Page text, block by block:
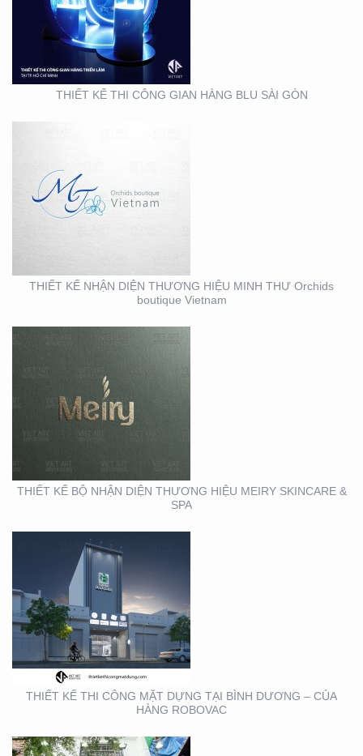
THIẾT KẾ THI CÔNG GIAN HÀNG BLU SÀI GÒN
THƯƠNG HIỆU MINH
THƯ ORCHIDS
BOUTIQUE VIETNAM
THIẾT KẾ NHẬN DIỆN THƯƠNG HIỆU MINH THƯ Orchids
boutique Vietnam
THIẾT KẾ BỘ NHẬN
DIỆN THƯƠNG HIỆU
THIẾT KẾ BỘ NHẬN DIỆN THƯƠNG HIỆU MEIRY SKINCARE &
SPA
THIẾT KẾ THI CÔNG
MẶT DỰNG TẠI BÌNH
DƯƠNG – CỦA HÀNG
THIẾT KẾ THI CÔNG MẶT DỰNG TẠI BÌNH DƯƠNG – CỦA
HÀNG ROBOVAC
THIẾT KẾ THI CÔNG
BẢNG HIỆU QUẬN 1